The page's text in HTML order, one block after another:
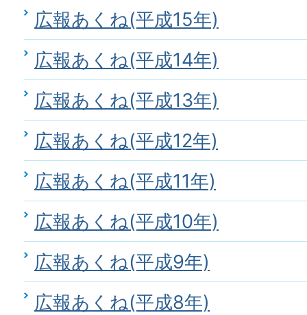
広報あくね(平成15年)
広報あくね(平成14年)
広報あくね(平成13年)
広報あくね(平成12年)
広報あくね(平成11年)
広報あくね(平成10年)
広報あくね(平成9年)
広報あくね(平成8年)